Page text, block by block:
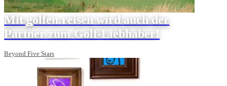
Mit golfen.reisen wird auch der
Partner zum Golf-Liebhaber!
Beyond Five Stars